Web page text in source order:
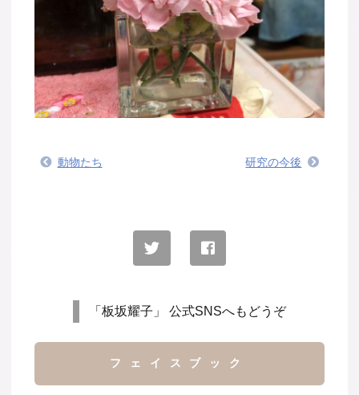
動物たち 研究の今後
「板坂耀子」 公式SNSへもどうぞ
フェイスブック